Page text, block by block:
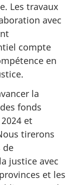
Les travaux
avec
compte
en
la
fonds
et
tirerons
de
justice avec
et les